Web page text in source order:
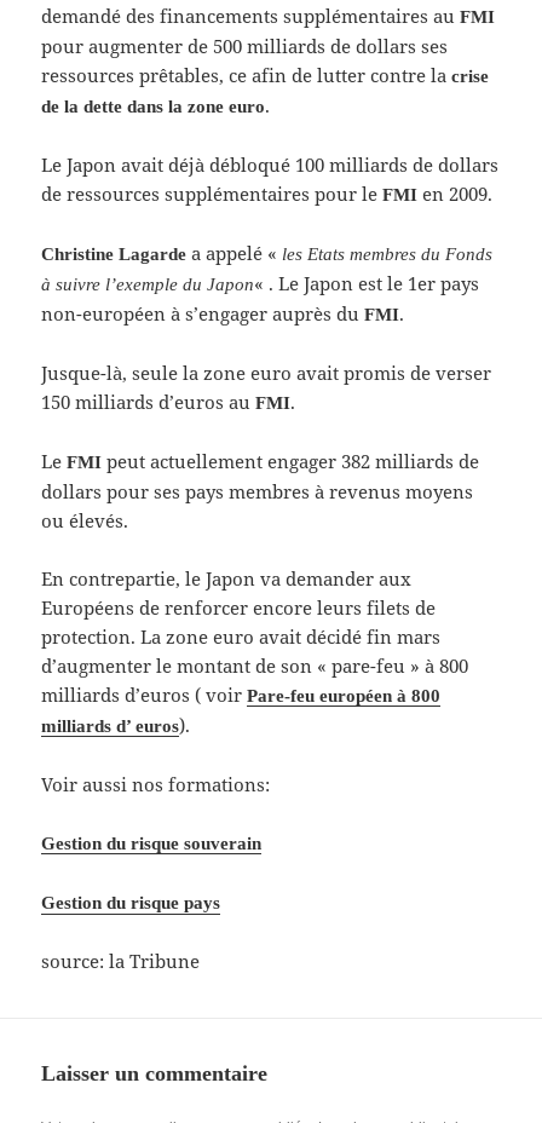
demandé des financements supplémentaires auFMI
pour augmenter de 500 milliards de dollars ses
ressources prêtables, ce afin de lutter contre la crise
de la dette dans la zone euro.
Le Japon avait déjà débloqué 100 milliards de dollars
de ressources supplémentaires pour leFMI en 2009.
Christine Lagarde a appelé «les Etats membres du Fonds
à suivre l’exemple du Japon« . Le Japon est le 1er pays
non-européen à s’engager auprès duFMI.
Jusque-là, seule la zone euro avait promis de verser
150 milliards d’euros auFMI.
LeFMI peut actuellement engager 382 milliards de
dollars pour ses pays membres à revenus moyens
ou élevés.
En contrepartie, le Japon va demander aux
Européens de renforcer encore leurs filets de
protection. La zone euro avait décidé fin mars
d’augmenter le montant de son « pare-feu » à 800
milliards d’euros ( voirPare-feu européen à 800
milliards d’ euros).
Voir aussi nos formations:
Gestion du risque souverain
Gestion du risque pays
source: la Tribune
Laisser un commentaire